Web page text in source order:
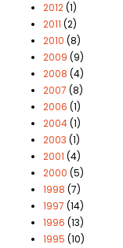
2012(1)
2011 (2)
2010 (8)
2009 (9)
2008 (4)
2007 (8)
2006 (1)
2004(1)
2003 (1)
2001 (4)
2000 (5)
1998 (7)
1997 (14)
1996 (13)
1995 (10)